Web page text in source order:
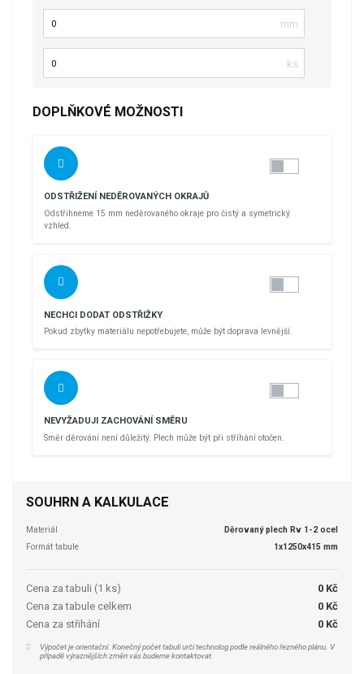
Délka
DOPLŇKOVÉ MOŽNOSTI
ODSTŘIŽENÍ NEDĚROVANÝCH OKRAJŮ
Odstřihneme 15 mm neděrovaného okraje pro čistý a symetrický
vzhled.
NECHCI DODAT ODSTŘIŽKY
Pokud zbytky materiálu nepotřebujete, může být doprava levnější.
NEVYŽADUJI ZACHOVÁNÍ SMĚRU
Směr děrování není důležitý. Plech může být při stříhání otočen.
SOUHRN A KALKULACE
Materiál
Děrovaný plech Rv 1-2 ocel
Formát tabule
1x1250x415 mm
Cena za tabuli (1 ks)
0 Kč
Cena za tabule celkem
0 Kč
Cena za střihání
0 Kč
Výpočet je orientační. Konečný počet tabulí určí technolog podle reálného řezného plánu. V
případě výraznějších změn vás budeme kontaktovat.